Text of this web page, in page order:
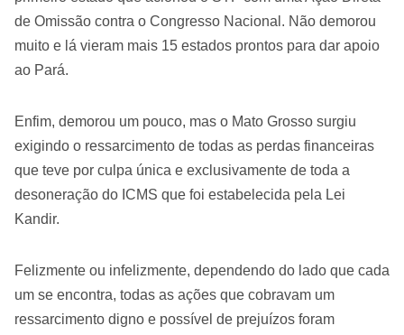
de Omissão contra o Congresso Nacional. Não demorou
muito e lá vieram mais 15 estados prontos para dar apoio
ao Pará.
Enfim, demorou um pouco, mas o Mato Grosso surgiu
exigindo o ressarcimento de todas as perdas financeiras
que teve por culpa única e exclusivamente de toda a
desoneração do ICMS que foi estabelecida pela Lei
Kandir.
Felizmente ou infelizmente, dependendo do lado que cada
um se encontra, todas as ações que cobravam um
ressarcimento digno e possível de prejuízos foram